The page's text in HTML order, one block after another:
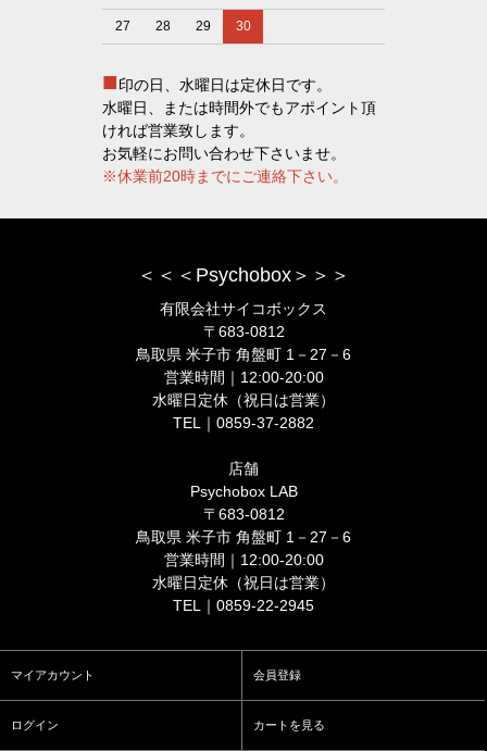
27 28 29 30
■印の日、水曜日は定休日です。
水曜日、または時間外でもアポイント頂
ければ営業致します。
お気軽にお問い合わせ下さいませ。
※休業前20時までにご連絡下さい。
＜＜＜Psychobox＞＞＞
有限会社サイコボックス
〒683-0812
鳥取県 米子市 角盤町 1－27－6
営業時間｜12:00-20:00
水曜日定休（祝日は営業）
TEL｜0859-37-2882
店舗
Psychobox LAB
〒683-0812
鳥取県 米子市 角盤町 1－27－6
営業時間｜12:00-20:00
水曜日定休（祝日は営業）
TEL｜0859-22-2945
マイアカウント 会員登録
ログイン カートを見る